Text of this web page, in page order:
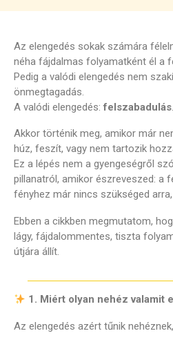
Az elengedés sokak számára
néha fájdalmas folyamatként él a
Pedig a valódi elengedés nem
önmegtagadás.
A valódi elengedés:felszabadulás
Akkor történik meg, amikor már
húz, feszít, vagy nem tartozik
Ez a lépés nem a gyengeségről
pillanatról, amikor észreveszed: a
fényhez már nincs szükséged
Ebben a cikkben megmutatom,
lágy, fájdalommentes, tiszta
útjára állít.
1. Miért olyan nehéz valamit
Az elengedés azért tűnik